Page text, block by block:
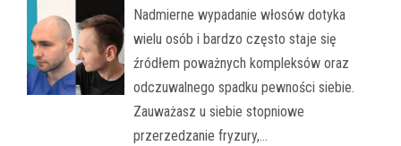
Nadmierne wypadanie włosów dotyka
wielu osób i bardzo często staje się
źródłem poważnych kompleksów oraz
odczuwalnego spadku pewności siebie.
Zauważasz u siebie stopniowe
przerzedzanie fryzury,…